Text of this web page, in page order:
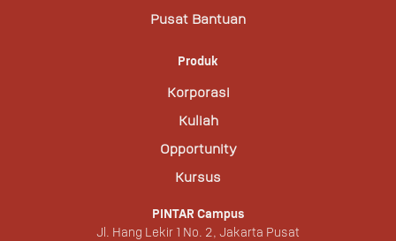
Pusat Bantuan
Produk
Korporasi
Kuliah
Opportunity
Kursus
PINTAR Campus
Jl. Hang Lekir 1 No. 2, Jakarta Pusat